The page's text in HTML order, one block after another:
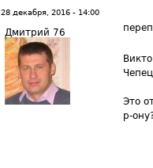
28 декабря, 2016 - 14:00
Дмитрий 76
Это
р-